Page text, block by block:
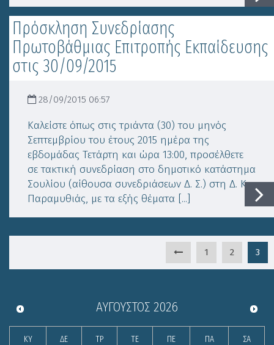
Πρόσκληση Συνεδρίασης
Πρωτοβάθμιας Επιτροπής Εκπαίδευσης
στις 30/09/2015
28/09/2015 06:57
Καλείστε όπως στις τριάντα (30) του μηνός
Σεπτεμβρίου του έτους 2015 ημέρα της
εβδομάδας Τετάρτη και ώρα 13:00, προσέλθετε
σε τακτική συνεδρίαση στο δημοτικό κατάστημα
Σουλίου (αίθουσα συνεδριάσεων Δ. Σ.) στη Δ. Κ.
Παραμυθιάς, με τα εξής θέματα [...]
1 2 3
ΑΎΓΟΥΣΤΟΣ 2026
ΚΥ ΔΕ ΤΡ ΤΕ ΠΕ ΠΑ ΣΑ